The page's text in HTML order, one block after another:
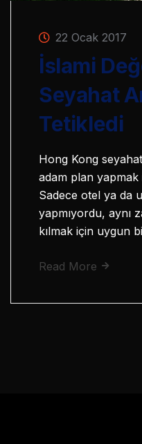
22 Ocak 2017
İslami
Seyahat
Tetikledi
Hong Kong
adam plan
Sadece otel ya da
yapmıyordu, aynı
kılmak için uygun
Read More